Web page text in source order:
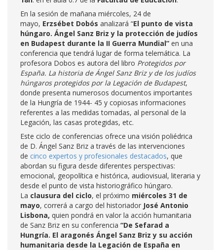
En la sesión de mañana miércoles, 24 de
mayo, Erzsébet Dobós analizará “El punto de vista
húngaro. Ángel Sanz Briz y la protección de judíos
en Budapest durante la II Guerra Mundial” en una
conferencia que tendrá lugar de forma telemática. La
profesora Dobos es autora del libro Protegidos por
España. La historia de Ángel Sanz Briz y de los judíos
húngaros protegidos por la Legación de Budapest,
donde presenta numerosos documentos importantes
de la Hungría de 1944- 45 y copiosas informaciones
referentes a las medidas tomadas, al personal de la
Legación, las casas protegidas, etc.
Este ciclo de conferencias ofrece una visión poliédrica
de D. Ángel Sanz Briz a través de las intervenciones
de cinco expertos y profesionales destacados, que
abordan su figura desde diferentes perspectivas:
emocional, geopolítica e histórica, audiovisual, literaria y
desde el punto de vista historiográfico húngaro.
La clausura del ciclo, el próximo miércoles 31 de
mayo, correrá a cargo del historiador José Antonio
Lisbona, quien pondrá en valor la acción humanitaria
de Sanz Briz en su conferencia “De Sefarad a
Hungría. El aragonés Ángel Sanz Briz y su acción
humanitaria desde la Legación de España en